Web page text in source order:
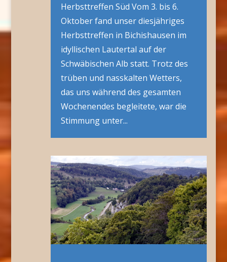
Herbsttreffen Süd Vom 3. bis 6.
Oktober fand unser diesjähriges
Herbsttreffen in Bichishausen im
idyllischen Lautertal auf der
Schwäbischen Alb statt. Trotz des
trüben und nasskalten Wetters,
das uns während des gesamten
Wochenendes begleitete, war die
Stimmung unter...